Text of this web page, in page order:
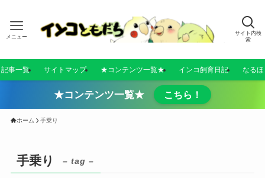
サイト内検
索
メニュー
事一覧 サイトマップ ★コンテンツ一覧★ インコ飼育日記 なる
★コンテンツ一覧★ こちら！
ホーム 手乗り
手乗り – tag –